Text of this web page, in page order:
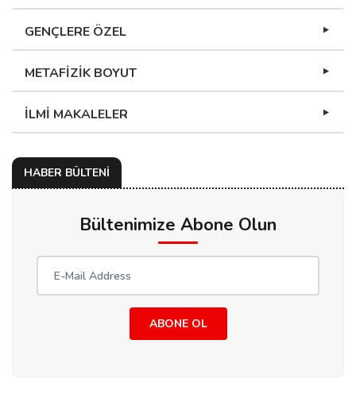
GENÇLERE ÖZEL
METAFİZİK BOYUT
İLMİ MAKALELER
HABER BÜLTENİ
Bültenimize Abone Olun
ABONE OL